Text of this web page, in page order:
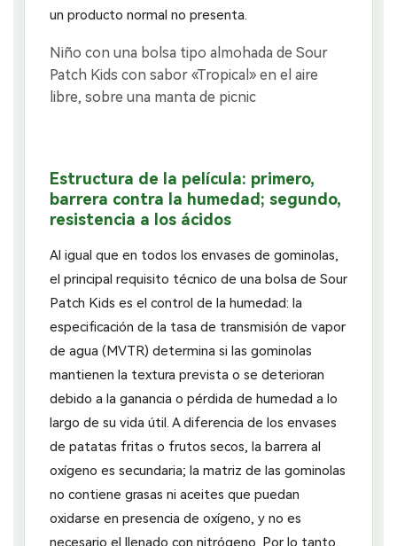
un producto normal no presenta.
Estructura de la película: primero,
barrera contra la humedad; segundo,
resistencia a los ácidos
Al igual que en todos los envases de gominolas,
el principal requisito técnico de una bolsa de Sour
Patch Kids es el control de la humedad: la
especificación de la tasa de transmisión de vapor
de agua (MVTR) determina si las gominolas
mantienen la textura prevista o se deterioran
debido a la ganancia o pérdida de humedad a lo
largo de su vida útil. A diferencia de los envases
de patatas fritas o frutos secos, la barrera al
oxígeno es secundaria; la matriz de las gominolas
no contiene grasas ni aceites que puedan
oxidarse en presencia de oxígeno, y no es
necesario el llenado con nitrógeno. Por lo tanto,